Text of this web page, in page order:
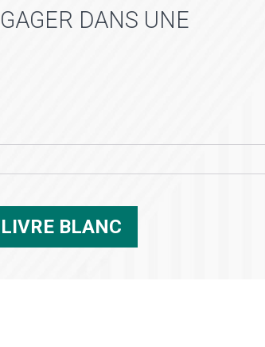
DANS UNE
BLANC